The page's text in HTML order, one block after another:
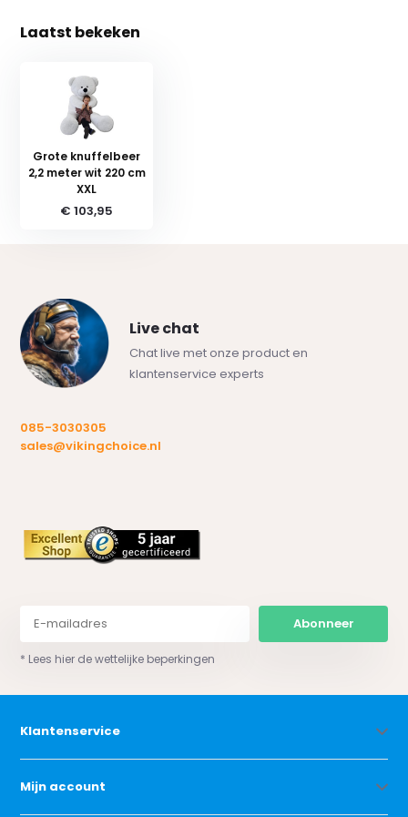
Laatst bekeken
Grote knuffelbeer
2,2 meter wit 220 cm
XXL
€ 103,95
Live chat
Chat live met onze product en
klantenservice experts
085-3030305
sales@vikingchoice.nl
Abonneer
* Lees hier de wettelijke beperkingen
Klantenservice
Mijn account